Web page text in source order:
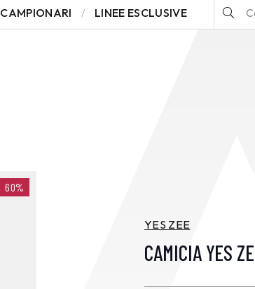
CAMPIONARI LINEE ESCLUSIVE
60%
YES ZEE
CAMICIA YES